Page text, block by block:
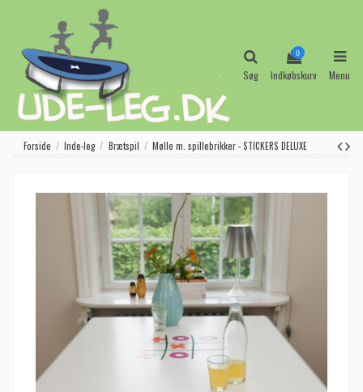
Søg
0
Indkøbskurv Menu
Forside Inde-leg Brætspil Mølle m. spillebrikker - STICKERS DELUXE